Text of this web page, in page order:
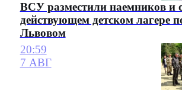
ВСУ разместили наемников и
действующем детском лагере
Львовом
20:59
7 АВГ